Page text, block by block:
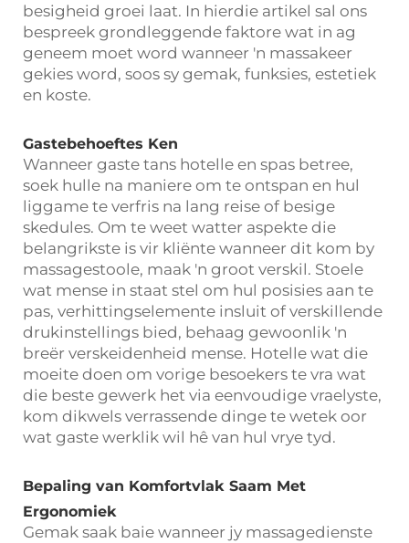
besigheid groei laat. In hierdie artikel sal ons
bespreek grondleggende faktore wat in ag
geneem moet word wanneer 'n massakeer
gekies word, soos sy gemak, funksies, estetiek
en koste.
Gastebehoeftes Ken
Wanneer gaste tans hotelle en spas betree,
soek hulle na maniere om te ontspan en hul
liggame te verfris na lang reise of besige
skedules. Om te weet watter aspekte die
belangrikste is vir kliënte wanneer dit kom by
massagestoole, maak 'n groot verskil. Stoele
wat mense in staat stel om hul posisies aan te
pas, verhittingselemente insluit of verskillende
drukinstellings bied, behaag gewoonlik 'n
breër verskeidenheid mense. Hotelle wat die
moeite doen om vorige besoekers te vra wat
die beste gewerk het via eenvoudige vraelyste,
kom dikwels verrassende dinge te wetek oor
wat gaste werklik wil hê van hul vrye tyd.
Bepaling van Komfortvlak Saam Met
Ergonomiek
Gemak saak baie wanneer jy massagedienste